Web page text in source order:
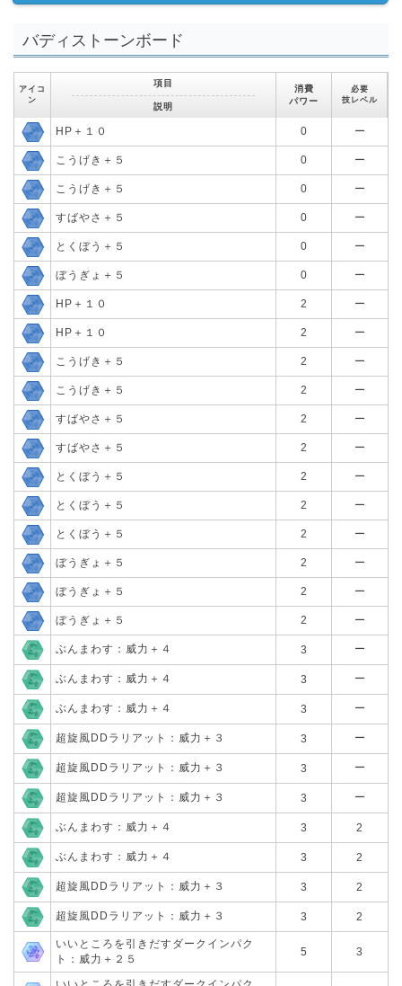
バディストーンボード
アイコ
ン
項目
説明
消費
パワー
必要
技レベル
HP＋１０ 0 ー
こうげき＋５ 0 ー
こうげき＋５ 0 ー
すばやさ＋５ 0 ー
とくぼう＋５ 0 ー
ぼうぎょ＋５ 0 ー
HP＋１０ 2 ー
HP＋１０ 2 ー
こうげき＋５ 2 ー
こうげき＋５ 2 ー
すばやさ＋５ 2 ー
すばやさ＋５ 2 ー
とくぼう＋５ 2 ー
とくぼう＋５ 2 ー
とくぼう＋５ 2 ー
ぼうぎょ＋５ 2 ー
ぼうぎょ＋５ 2 ー
ぼうぎょ＋５ 2 ー
ぶんまわす：威力＋４ 3 ー
ぶんまわす：威力＋４ 3 ー
ぶんまわす：威力＋４ 3 ー
超旋風DDラリアット：威力＋３ 3 ー
超旋風DDラリアット：威力＋３ 3 ー
超旋風DDラリアット：威力＋３ 3 ー
ぶんまわす：威力＋４ 3 2
ぶんまわす：威力＋４ 3 2
超旋風DDラリアット：威力＋３ 3 2
超旋風DDラリアット：威力＋３ 3 2
いいところを引きだすダークインパク
ト：威力＋２５
5 3